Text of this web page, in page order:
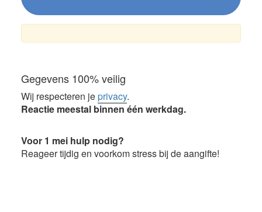
Gegevens 100% veilig
Wij respecteren jeprivacy.
Reactie meestal binnen één werkdag.
Voor 1 mei hulp nodig?
Reageer tijdig en voorkom stress bij de aangifte!